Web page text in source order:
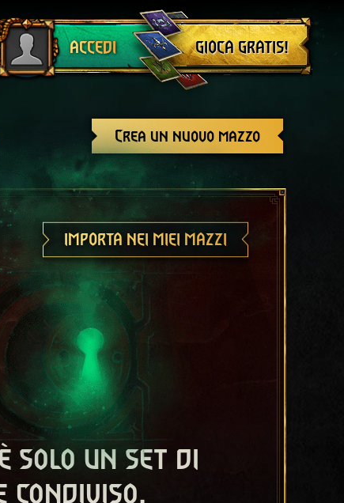
ACCEDI
Esci
GIOCA GRATIS!
Crea un nuovo mazzo
IMPORTA NEI MIEI MAZZI
solo un set di
condiviso.